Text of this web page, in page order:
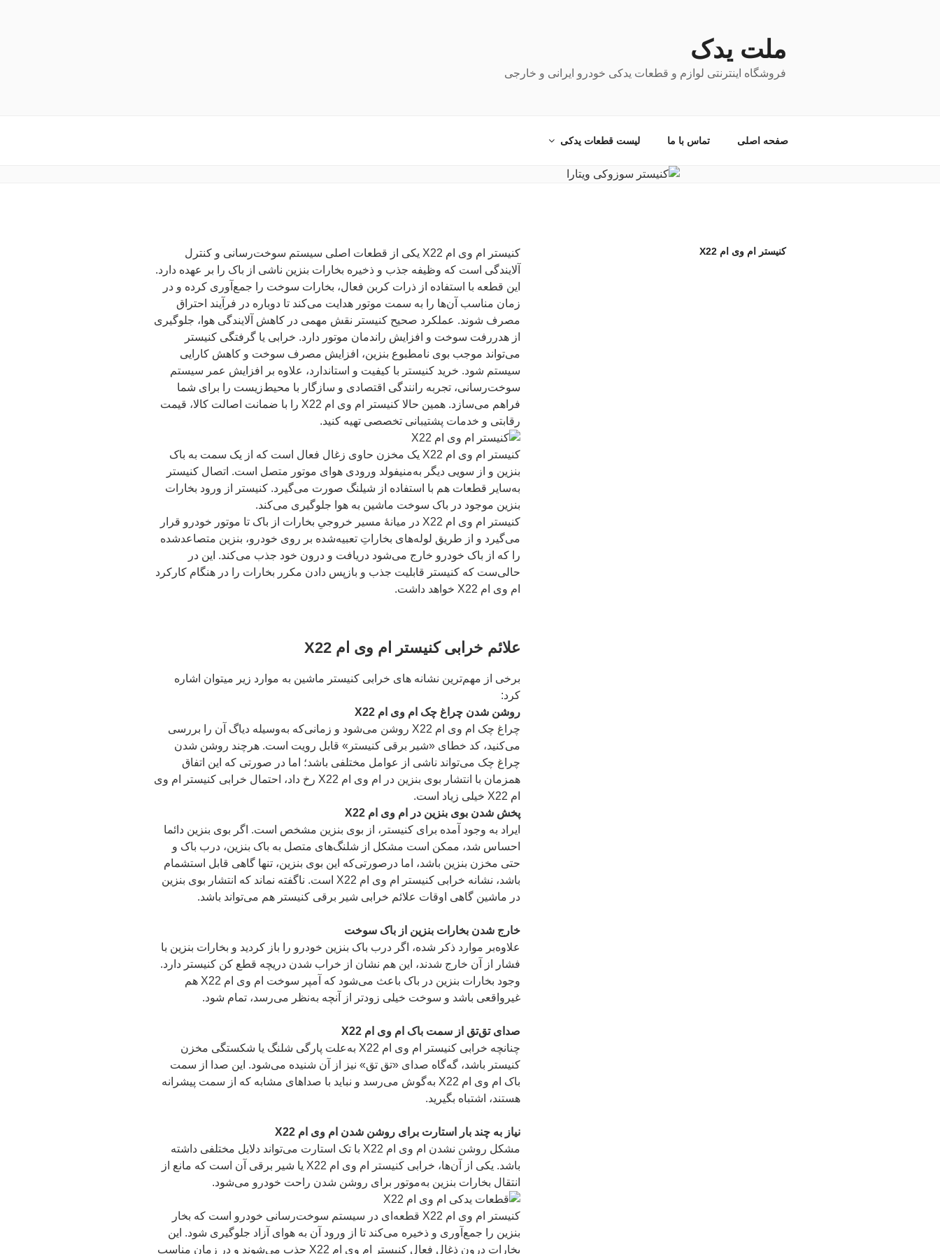
ملت یدک
فروشگاه اینترنتی لوازم و قطعات یدکی خودرو ایرانی و خارجی
صفحه اصلی تماس با ما لیست قطعات یدکی
کنیستر ام وی ام X22
کنیستر ام وی ام X22 یکی از قطعات اصلی سیستم سوخت‌رسانی و کنترل
آلایندگی است که وظیفه جذب و ذخیره بخارات بنزین ناشی از باک را بر عهده دارد.
این قطعه با استفاده از ذرات کربن فعال، بخارات سوخت را جمع‌آوری کرده و در
زمان مناسب آن‌ها را به سمت موتور هدایت می‌کند تا دوباره در فرآیند احتراق
مصرف شوند. عملکرد صحیح کنیستر نقش مهمی در کاهش آلایندگی هوا، جلوگیری
از هدررفت سوخت و افزایش راندمان موتور دارد. خرابی یا گرفتگی کنیستر
می‌تواند موجب بوی نامطبوع بنزین، افزایش مصرف سوخت و کاهش کارایی
سیستم شود. خرید کنیستر با کیفیت و استاندارد، علاوه بر افزایش عمر سیستم
سوخت‌رسانی، تجربه رانندگی اقتصادی و سازگار با محیط‌زیست را برای شما
فراهم می‌سازد. همین حالا کنیستر ام وی ام X22 را با ضمانت اصالت کالا، قیمت
رقابتی و خدمات پشتیبانی تخصصی تهیه کنید.
کنیستر ام وی ام X22 یک مخزن حاوی زغال فعال است که از یک سمت به باک
بنزین و از سویی دیگر به‌منیفولد ورودی هوای موتور متصل است. اتصال کنیستر
به‌سایر قطعات هم با استفاده از شیلنگ صورت می‌گیرد. کنیستر از ورود بخارات
بنزین موجود در باک سوخت ماشین به هوا جلوگیری می‌کند.
کنیستر ام وی ام X22 در میانهٔ مسیر خروجیِ بخارات از باک تا موتور خودرو قرار
می‌گیرد و از طریق لوله‌های بخاراتِ تعبیه‌شده بر روی خودرو، بنزین متصاعدشده
را که از باک خودرو خارج می‌شود دریافت و درون خود جذب می‌کند. این در
حالی‌ست که کنیستر قابلیت جذب و بازپس دادن مکرر بخارات را در هنگام کارکرد
ام وی ام X22 خواهد داشت.
علائم خرابی کنیستر ام وی ام X22
برخی از مهم‌ترین نشانه ‌های خرابی کنیستر ماشین به موارد زیر میتوان اشاره
کرد:
روشن شدن چراغ چک ام وی ام X22
چراغ چک ام وی ام X22 روشن می‌شود و زمانی‌که به‌وسیله دیاگ آن را بررسی
می‌کنید، کد خطای «شیر برقی کنیستر» قابل‌ رویت است. هرچند روشن شدن
چراغ چک می‌تواند ناشی از عوامل مختلفی باشد؛ اما در صورتی که این اتفاق
همزمان با انتشار بوی بنزین در ام وی ام X22 رخ داد، احتمال خرابی کنیستر ام وی
ام X22 خیلی زیاد است.
پخش شدن بوی بنزین در ام وی ام X22
ایراد به وجود آمده برای کنیستر، از بوی بنزین مشخص است. اگر بوی بنزین دائما
احساس شد، ممکن است مشکل از شلنگ‌های متصل به باک بنزین، درب باک و
حتی مخزن بنزین باشد، اما درصورتی‌که این بوی بنزین، تنها گاهی قابل‌ استشمام
باشد، نشانه خرابی کنیستر ام وی ام X22 است. ناگفته نماند که انتشار بوی بنزین
در ماشین گاهی اوقات علائم خرابی شیر برقی کنیستر هم می‌تواند باشد.
خارج شدن بخارات بنزین از باک سوخت
علاوه‌بر موارد ذکر شده، اگر درب باک بنزین خودرو را باز کردید و بخارات بنزین با
فشار از آن خارج شدند، این هم نشان از خراب شدن دریچه قطع کن کنیستر دارد.
وجود بخارات بنزین در باک باعث می‌شود که آمپر سوخت ام وی ام X22 هم
غیرواقعی باشد و سوخت خیلی زودتر از آنچه به‌نظر می‌رسد، تمام شود.
صدای تق‌تق از سمت باک ام وی ام X22
چنانچه خرابی کنیستر ام وی ام X22 به‌علت پارگی شلنگ یا شکستگی مخزن
کنیستر باشد، گه‌گاه صدای «تق تق» نیز از آن شنیده می‌شود. این صدا از سمت
باک ام وی ام X22 به‌گوش می‌رسد و نباید با صداهای مشابه که از سمت پیشرانه
هستند، اشتباه بگیرید.
نیاز به چند بار استارت برای روشن شدن ام وی ام X22
مشکل روشن نشدن ام وی ام X22 با تک استارت می‌تواند دلایل مختلفی داشته
باشد. یکی از آن‌ها، خرابی کنیستر ام وی ام X22 یا شیر برقی آن است که مانع از
انتقال بخارات بنزین به‌موتور برای روشن شدن راحت خودرو می‌شود.
کنیستر ام وی ام X22 قطعه‌ای در سیستم سوخت‌رسانی خودرو است که بخار
بنزین را جمع‌آوری و ذخیره می‌کند تا از ورود آن به هوای آزاد جلوگیری شود. این
بخارات درون ذغال فعال کنیستر ام وی ام X22 جذب می‌شوند و در زمان مناسب